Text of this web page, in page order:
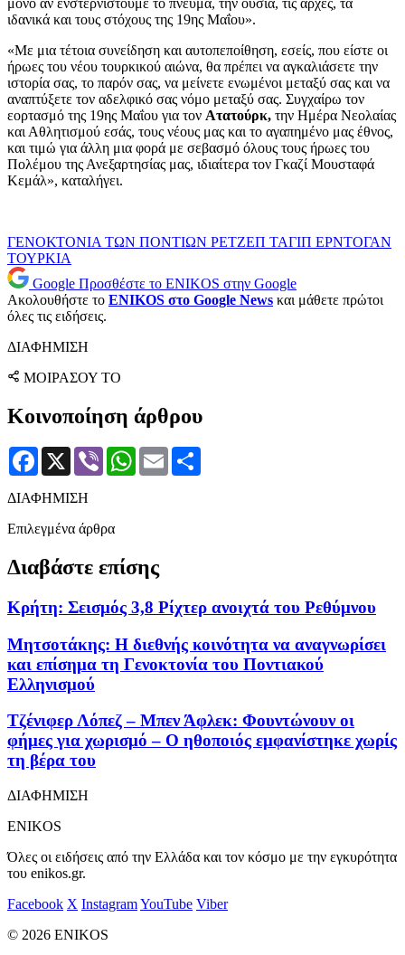
μόνο αν ενστερνιστούμε το πνεύμα, την ουσία, τις αρχές, τα
ιδανικά και τους στόχους της 19ης Μαΐου».
«Με μια τέτοια συνείδηση και αυτοπεποίθηση, εσείς, που είστε οι
ήρωες του νέου τουρκικού αιώνα, θα πρέπει να αγκαλιάσετε την
ιστορία σας, το παρόν σας, να μείνετε ενωμένοι μεταξύ σας και να
αναπτύξετε τον αδελφικό σας νόμο μεταξύ σας. Συγχαίρω τον
εορτασμό της 19ης Μαΐου για τον Ατατούρκ, την Ημέρα Νεολαίας
και Αθλητισμού εσάς, τους νέους μας και το αγαπημένο μας έθνος,
και τιμώ για άλλη μια φορά με σεβασμό όλους τους ήρωες του
Πολέμου της Ανεξαρτησίας μας, ιδιαίτερα τον Γκαζί Μουσταφά
Κεμάλ», καταλήγει.
ΓΕΝΟΚΤΟΝΙΑ ΤΩΝ ΠΟΝΤΙΩΝ ΡΕΤΖΕΠ ΤΑΓΙΠ ΕΡΝΤΟΓΑΝ
ΤΟΥΡΚΙΑ
Google Προσθέστε το ENIKOS στην Google
Ακολουθήστε το ENIKOS στο Google News και μάθετε πρώτοι
όλες τις ειδήσεις.
ΔΙΑΦΗΜΙΣΗ
ΜΟΙΡΑΣΟΥ ΤΟ
Κοινοποίηση άρθρου
Facebook
X Viber WhatsApp
Email
ΔΙΑΦΗΜΙΣΗ
Επιλεγμένα άρθρα
Διαβάστε επίσης
Κρήτη: Σεισμός 3,8 Ρίχτερ ανοιχτά του Ρεθύμνου
Μητσοτάκης: Η διεθνής κοινότητα να αναγνωρίσει
και επίσημα τη Γενοκτονία του Ποντιακού
Ελληνισμού
Τζένιφερ Λόπεζ – Μπεν Άφλεκ: Φουντώνουν οι
φήμες για χωρισμό – Ο ηθοποιός εμφανίστηκε χωρίς
τη βέρα του
ΔΙΑΦΗΜΙΣΗ
ENIKOS
Όλες οι ειδήσεις από την Ελλάδα και τον κόσμο με την εγκυρότητα
του enikos.gr.
Facebook X InstagramYouTube Viber
© 2026 ENIKOS